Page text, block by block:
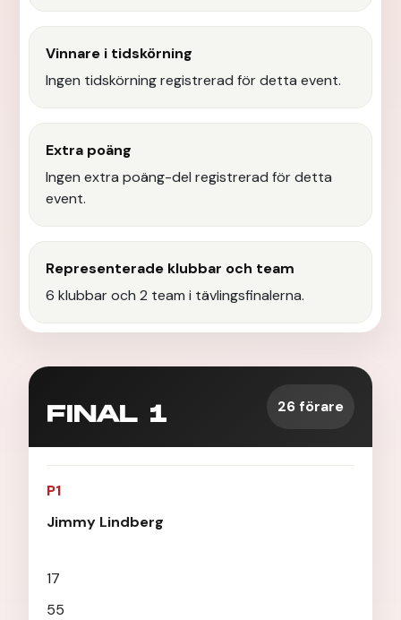
Vinnare i tidskörning
Ingen tidskörning registrerad för detta event.
Extra poäng
Ingen extra poäng-del registrerad för detta
event.
Representerade klubbar och team
6 klubbar och 2 team i tävlingsfinalerna.
FINAL 1 26 förare
P1
Jimmy Lindberg
17
55